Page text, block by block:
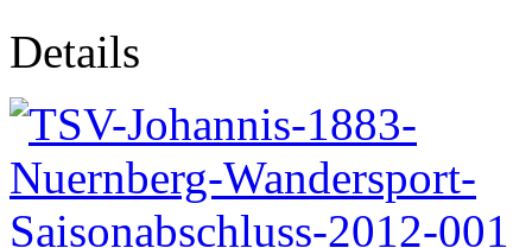
Details